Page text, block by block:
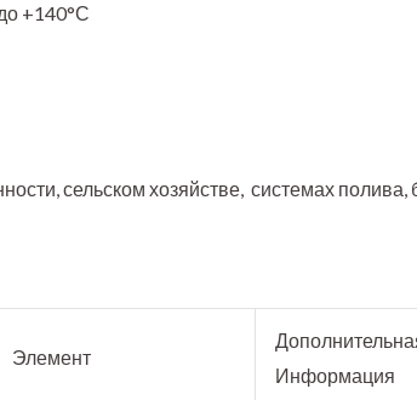
+140°С
сельском хозяйстве, системах полива,
Элемент
Информация